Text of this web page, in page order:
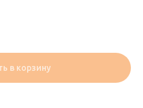
в корзину